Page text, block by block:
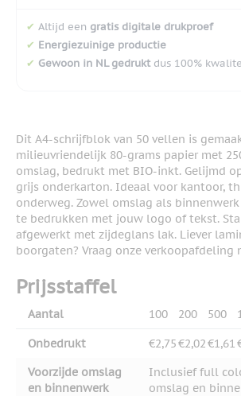
✔ Altijd een gratis digitale drukproef
✔ Energiezuinige productie
✔ Gewoon in NL gedruktdus 100%
Dit A4-schrijfblok van 50 vellen is
milieuvriendelijk 80-grams papier met
omslag, bedrukt met BIO-inkt. Gelijmd
grijs onderkarton. Ideaal voor kantoor,
onderweg. Zowel omslag als
te bedrukken met jouw logo of tekst.
afgewerkt met zijdeglans lak. Liever
boorgaten? Vraag onze verkoopafdeling
Prijsstaffel
Aantal 100 200 500
Onbedrukt €2,75€2,02€1,61
Voorzijde omslag
en binnenwerk
Inclusief full
omslag en